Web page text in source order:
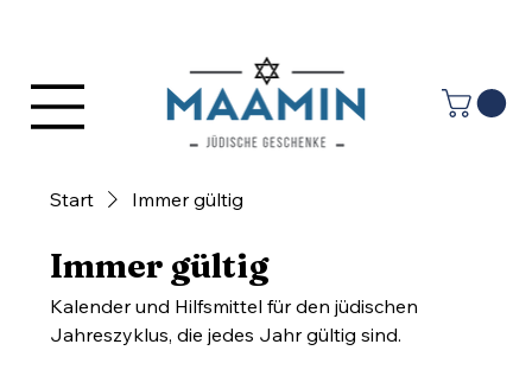
Start Immer gültig
Immer gültig
Kalender und Hilfsmittel für den jüdischen
Jahreszyklus, die jedes Jahr gültig sind.